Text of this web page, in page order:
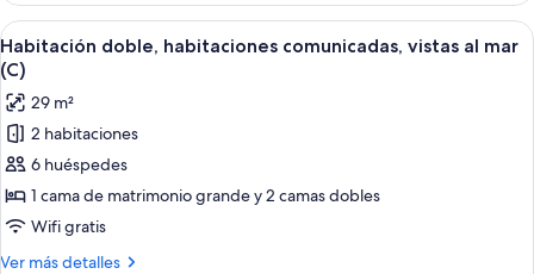
mar
(U)
habitaciones,
vistas
al
mar
(U)
Abrir
todas
las
fotos
de
Habitación
doble,
habitaciones
comunicadas,
Habitación de hotel con cama,
2
Habitación doble, habitaciones comunicadas, vistas al mar
(C)
29 m²
2 habitaciones
6 huéspedes
1 cama de matrimonio grande y 2 camas dobles
Wifi gratis
Ver más detalles
Más